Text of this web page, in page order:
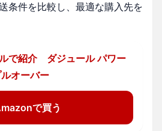
条件を比較し、最適な購入先を
で紹介 ダジュール パワー
オーバー
で買う